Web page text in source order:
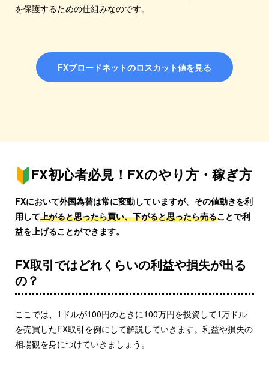
を保護するための仕組みなのです。
FXブロードネットのロスカット値を見る
FX初心者必見！ FXのやり方・稼ぎ方
FXにおいて外国為替は常に変動していますが、その値動きを利
用して上がると思ったら買い、下がると思ったら売ることで利
益を上げることができます。
FX取引ではどれくらいの利益や損失が出る
の？
ここでは、1ドルが100円のときに100万円を投資して1万ドル
を売買したFX取引を例にして解説していきます。利益や損失の
相場観を身につけていきましょう。